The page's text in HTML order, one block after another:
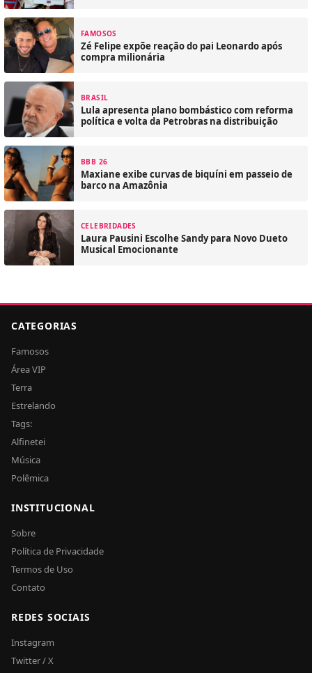
FAMOSOS
Zé Felipe expõe reação do pai Leonardo após
compra milionária
BRASIL
Lula apresenta plano bombástico com reforma
política e volta da Petrobras na distribuição
BBB 26
Maxiane exibe curvas de biquíni em passeio de
barco na Amazônia
CELEBRIDADES
Laura Pausini Escolhe Sandy para Novo Dueto
Musical Emocionante
CATEGORIAS
Famosos
Área VIP
Terra
Estrelando
Tags:
Alfinetei
Música
Polêmica
INSTITUCIONAL
Sobre
Política de Privacidade
Termos de Uso
Contato
REDES SOCIAIS
Instagram
Twitter / X